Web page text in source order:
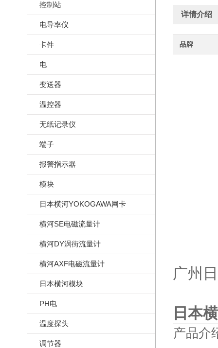
控制站
电导率仪
卡件
电
变送器
温控器
无纸记录仪
端子
报警指示器
模块
日本横河YOKOGAWA网卡
横河SE电磁流量计
横河DY涡街流量计
横河AXF电磁流量计
日本横河模块
PH电
温度探头
调节器
详情介绍
品牌
广州
日本
产品介